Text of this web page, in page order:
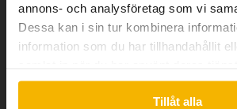
annons- och analysföretag som vi
Dessa kan i sin tur kombinera
information som du har tillhandahållit
Tillåt alla
Volvo XC40
P6 Recharge
Kungälv (Ellesbo)
Continue in
Switch to...